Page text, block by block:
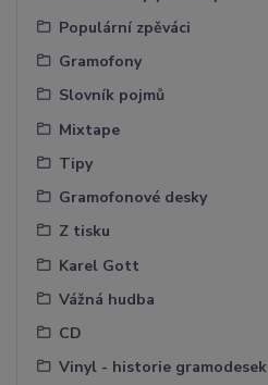
Populární zpěváci
Gramofony
Slovník pojmů
Mixtape
Tipy
Gramofonové desky
Z tisku
Karel Gott
Vážná hudba
CD
Vinyl - historie gramodesek